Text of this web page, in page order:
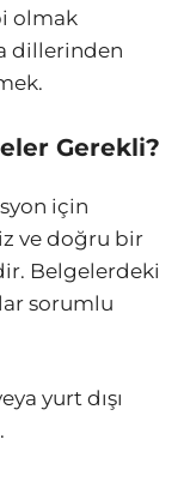
olmak
dillerinden
Gerekli?
için
ve doğru bir
Belgelerdeki
sorumlu
yurt dışı